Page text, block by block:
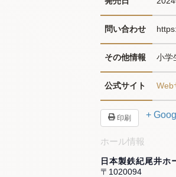
問い合わせ
その他情報 小学
公式サイト Web
印刷 +
ホール情報
日本製鉄紀尾井ホ
〒1020094